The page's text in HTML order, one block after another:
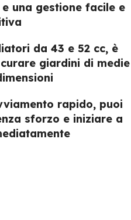
una gestione facile e
da 43 e 52 cc, è
giardini di medie
rapido, puoi
sforzo e iniziare a